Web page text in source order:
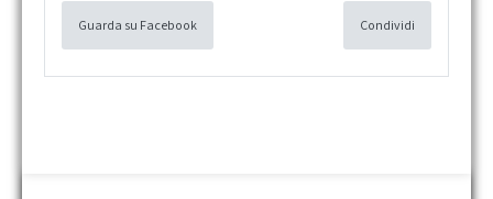
Guarda su Facebook Condividi